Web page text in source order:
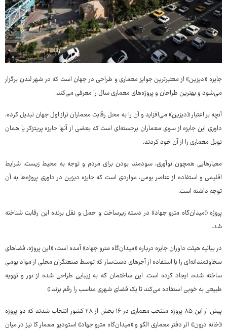
جایزه «دیزین» از معتبرترین جوایز معماری و طراحی در جهان است که در شهر لندن برگزار
می‌شود و بهترین طراحان و پروژه‌های معماری سال را معرفی می‌کند.
آنچه بر اعتبار «دیزین» می‌افزاید و آن را به محل رقابت معماران تراز اول جهان تبدیل کرده،
داوری این جایزه از سوی معماران برجسته‌ای است که بعضی از آنها جایزه پریتزکر یا همان
نوبل معماری را از آن خود کردند.
معیارهایی همچون نوآوری، سودمند بودن برای مردم و توجه به محیط زیست، شرایط
اقلیمی و استفاده از عناصر بومی، مواردی است که جایزه دیزین در داوری پروژه‌ها به آن
توجه داشته است.
پروژه «میدان‌گاه مترو جهاد» در دسته زیرساخت و حمل و نقل برنده این رقابت شناخته
شد.
در بیانیه هیئت داوران جایزه درباره «میدان‌گاه مترو جهاد» آمده است: «این پروژه، فضاهای
سخاوتمندانه‌ای را با استفاده از آجرهای دست‌ساز که توسط صنعتگران محلی از مواد بومی
ساخته شده، ایجاد کرده است. این ساختمان که به زیبایی طراحی شده از نور و تهویه
طبیعی به خوبی استفاده می‌کند تا یک فضای شهری مناسب را رقم بزند.»
پیش از این ۸۵ پروژه‌ منتخب معماری در ۱۶ بخش از ۲۸ کشور انتخاب شدند که دو پروژه
«خانه درون» اثر دفتر معماری الگو و «میدان‌گاه مترو جهاد» استودیو معمار کا نیز در میان